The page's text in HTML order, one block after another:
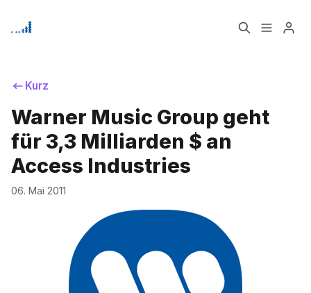
Home
Signup Bitte geben Sie mindestens 3 Zeichen ein
Kurz
Warner Music Group geht
für 3,3 Milliarden $ an
Access Industries
06. Mai 2011